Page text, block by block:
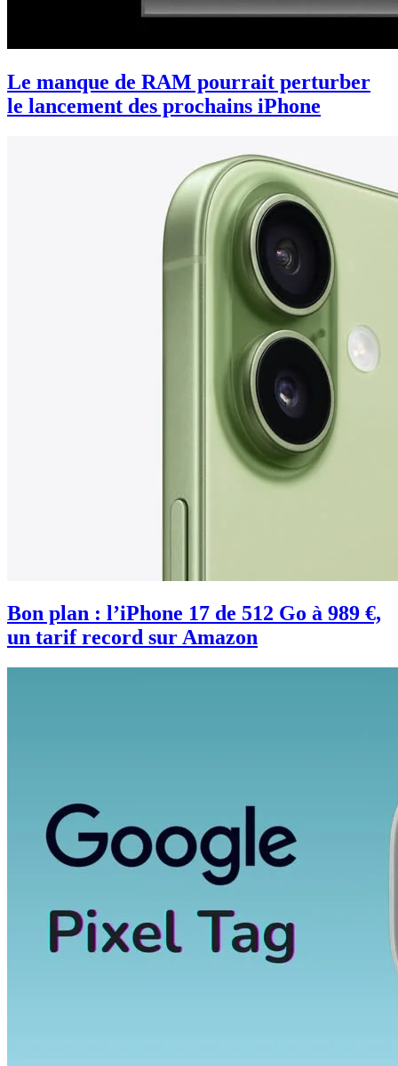
Le manque de RAM pourrait perturber
le lancement des prochains iPhone
Bon plan : l’iPhone 17 de 512 Go à 989 €,
un tarif record sur Amazon